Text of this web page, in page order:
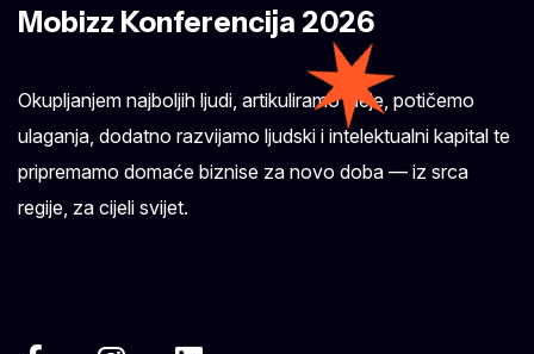
Mobizz Konferencija 2026
Okupljanjem najboljih ljudi, artikuliramo ideje, potičemo
ulaganja, dodatno razvijamo ljudski i intelektualni kapital te
pripremamo domaće biznise za novo doba — iz srca
regije, za cijeli svijet.